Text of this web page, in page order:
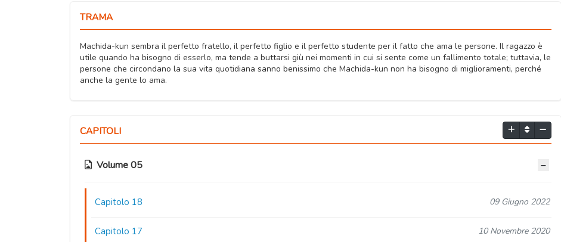
TRAMA
Machida-kun sembra il perfetto fratello, il perfetto figlio e il perfetto studente per il fatto che ama le persone. Il ragazzo è
utile quando ha bisogno di esserlo, ma tende a buttarsi giù nei momenti in cui si sente come un fallimento totale; tuttavia, le
persone che circondano la sua vita quotidiana sanno benissimo che Machida-kun non ha bisogno di miglioramenti, perché
anche la gente lo ama.
CAPITOLI
Volume 05
Capitolo 18 09 Giugno 2022
Capitolo 17 10 Novembre 2020